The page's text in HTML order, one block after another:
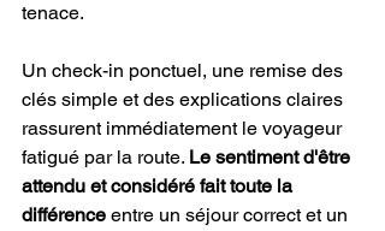
tenace.
Un check-in ponctuel, une remise des
clés simple et des explications claires
rassurent immédiatement le voyageur
fatigué par la route. Le sentiment d'être
attendu et considéré fait toute la
différence entre un séjour correct et un